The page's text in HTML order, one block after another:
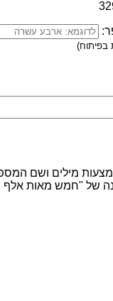
בפיתוח)
מספרים במילים. מאפשר הזנה של מספרים באמצעות ספרות,